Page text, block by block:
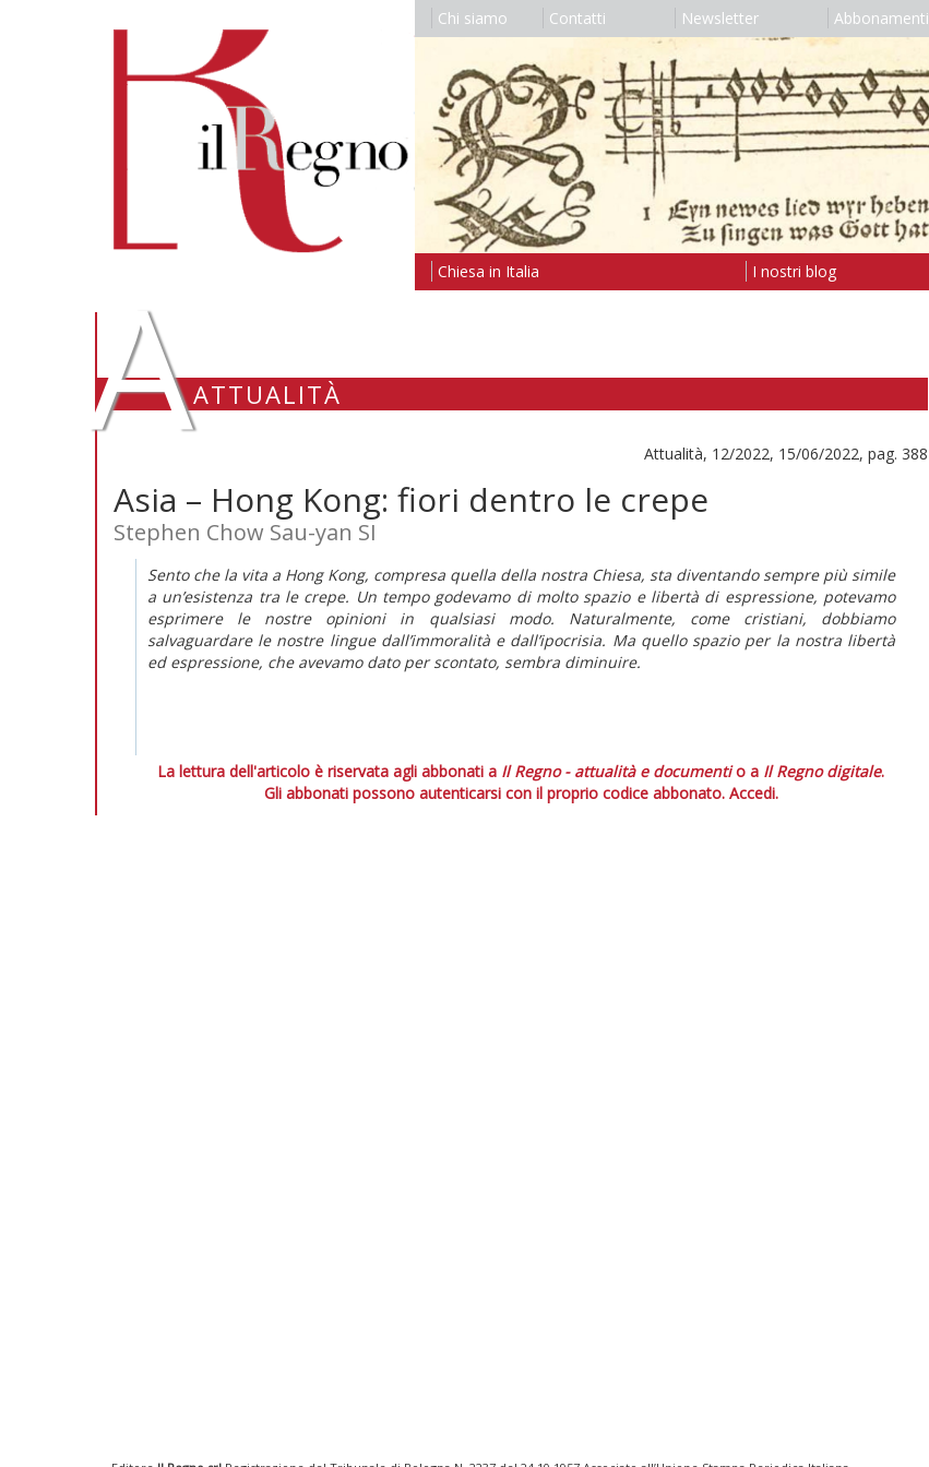
Chi siamo Contatti Newsletter Abbonamenti
Chiesa in Italia I nostri blog
AATTUALITÀ
Attualità, 12/2022, 15/06/2022, pag. 388
Asia – Hong Kong: fiori dentro le crepe
Stephen Chow Sau-yan SI
Sento che la vita a Hong Kong, compresa quella della nostra Chiesa, sta diventando sempre più simile
a un’esistenza tra le crepe. Un tempo godevamo di molto spazio e libertà di espressione, potevamo
esprimere le nostre opinioni in qualsiasi modo. Naturalmente, come cristiani, dobbiamo
salvaguardare le nostre lingue dall’immoralità e dall’ipocrisia. Ma quello spazio per la nostra libertà
ed espressione, che avevamo dato per scontato, sembra diminuire.
La lettura dell'articolo è riservata agli abbonati a Il Regno - attualità e documentio a Il Regno digitale.
Gli abbonati possono autenticarsi con il proprio codice abbonato. Accedi.